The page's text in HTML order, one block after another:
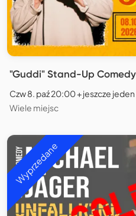
"Guddi" Stand-Up
Czw 8. paź 20:00 + jeszcze jeden
Wiele miejsc
Wyprzedane